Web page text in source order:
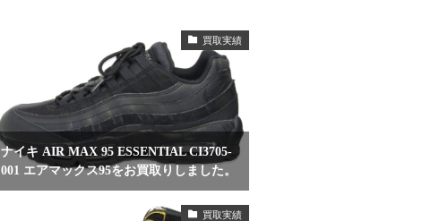
買取実績
ナイキ AIR MAX 95 ESSENTIAL CI3705-
001 エアマックス95をお買取りしました。
買取実績